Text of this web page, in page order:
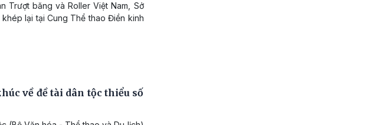
Trượt băng và Roller Việt Nam, Sở
lại tại Cung Thể thao Điền kinh
về đề tài dân tộc thiểu số